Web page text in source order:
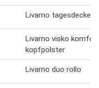
Livarno tagesdecke
Livarno visko komfort
kopfpolster
Livarno duo rollo